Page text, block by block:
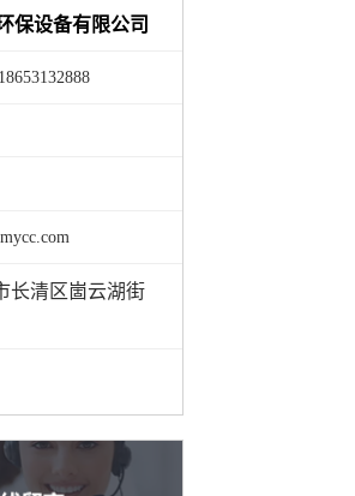
保设备有限公司
长清区崮云湖街